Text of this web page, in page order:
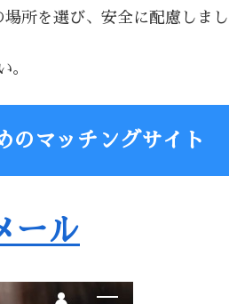
所を選び、安全に配慮しまし
。
のマッチングサイト
ール